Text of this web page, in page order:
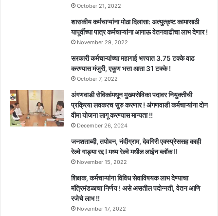
October 21, 2022
शासकीय कर्मचाऱ्यांना मोठा दिलासा: अत्युत्कृष्ट कामासाठी
यापूर्वीच्या पात्र कर्मचाऱ्यांना आगाऊ वेतनवाढीचा लाभ देणार !
November 29, 2022
सरकारी कर्मचाऱ्यांच्या महागाई भत्त्यात 3.75 टक्के वाढ
करण्यास मंजुरी, एकूण भत्ता आता 31 टक्के !
October 7, 2022
अंगणवाडी सेविकांमधून मुख्यसेविका पदावर नियुक्तीची
प्रक्रिया लवकरच सुरु करणार ! अंगणवाडी कर्मचाऱ्यांना दोन
वीमा योजना लागू करण्यास मान्यता !!
December 26, 2024
जनशताब्दी, तपोवन, नंदीग्राम, देवगिरी एक्स्प्रेससह काही
रेल्वे गाड्या रद्द ! मध्य रेल्वे मधील लाईन ब्लॉक !!
November 15, 2022
शिक्षक, कर्मचाऱ्यांना विविध सेवाविषयक लाभ देण्याचा
मंत्रिमंडळाचा निर्णय ! असे असतील पदोन्नती, वेतन आणि
रजेचे लाभ !!
November 17, 2022